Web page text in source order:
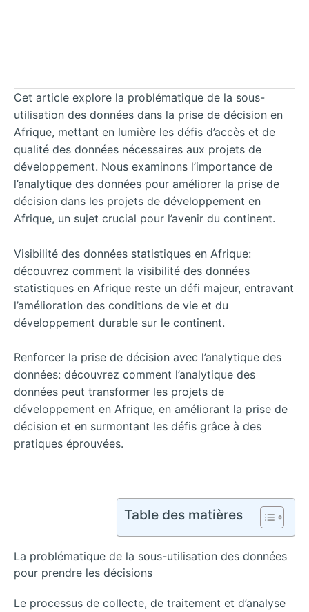
Cet article explore la problématique de la sous-
utilisation des données dans la prise de décision en
Afrique, mettant en lumière les défis d’accès et de
qualité des données nécessaires aux projets de
développement. Nous examinons l’importance de
l’analytique des données pour améliorer la prise de
décision dans les projets de développement en
Afrique, un sujet crucial pour l’avenir du continent.
Visibilité des données statistiques en Afrique:
découvrez comment la visibilité des données
statistiques en Afrique reste un défi majeur, entravant
l’amélioration des conditions de vie et du
développement durable sur le continent.
Renforcer la prise de décision avec l’analytique des
données: découvrez comment l’analytique des
données peut transformer les projets de
développement en Afrique, en améliorant la prise de
décision et en surmontant les défis grâce à des
pratiques éprouvées.
Table des matières
La problématique de la sous-utilisation des données
pour prendre les décisions
Le processus de collecte, de traitement et d’analyse